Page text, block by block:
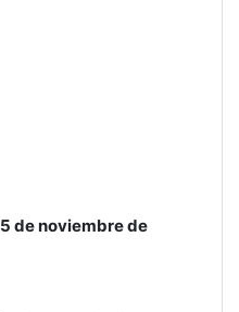
5 de noviembre de